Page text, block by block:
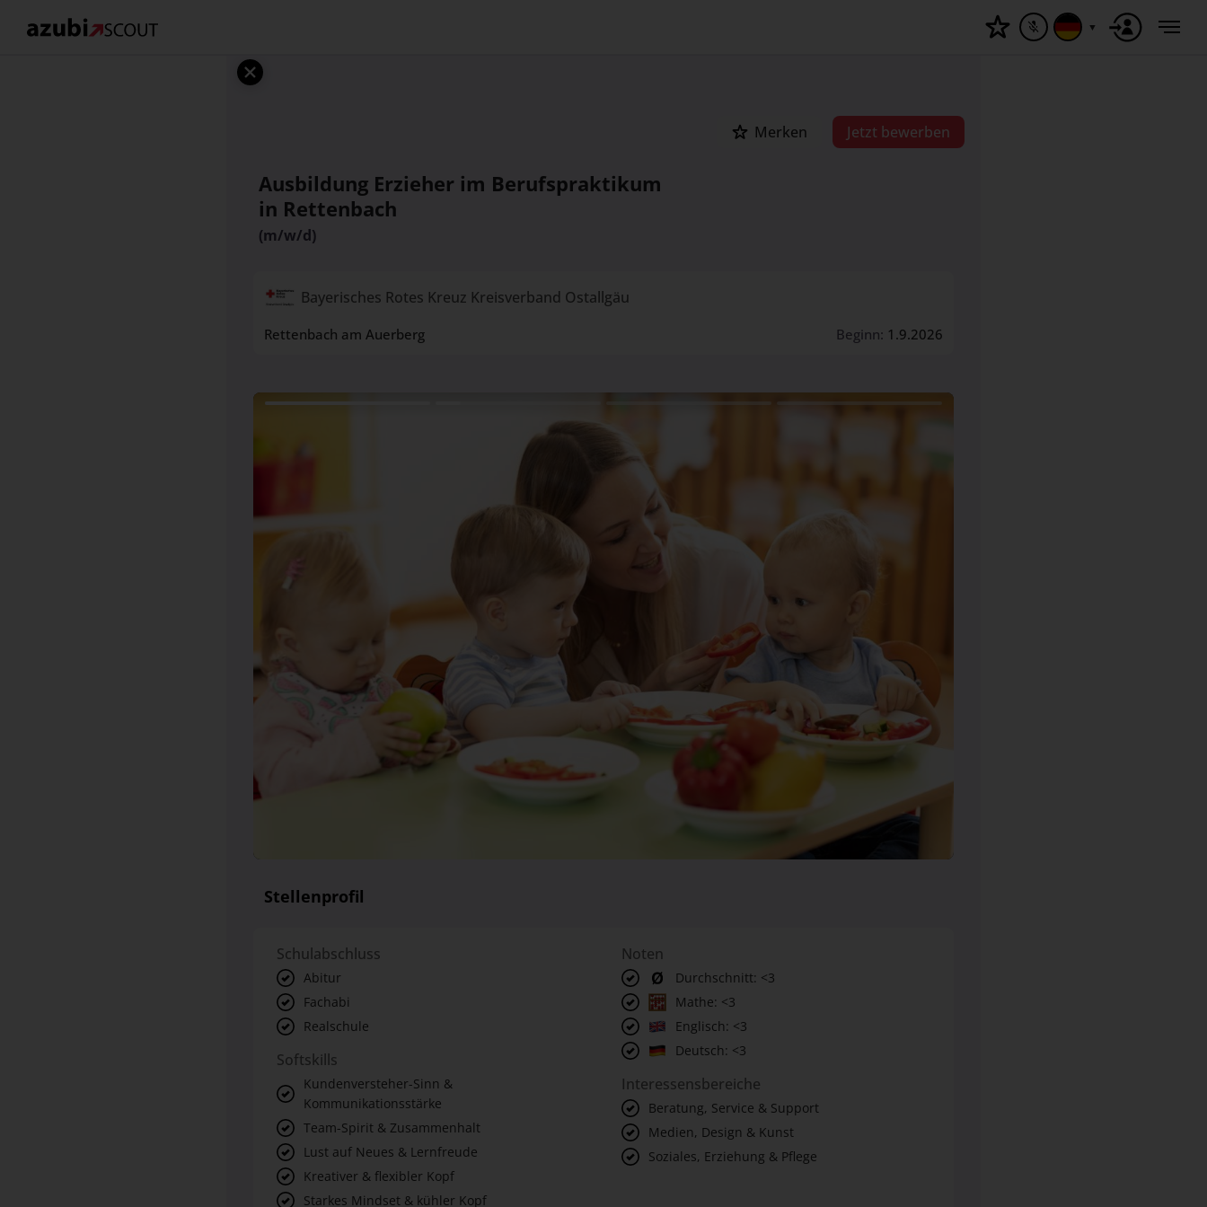
▼
Merken Jetzt bewerben
Ausbildung Erzieher im Berufspraktikum
in Rettenbach
(m/w/d)
Bayerisches Rotes Kreuz Kreisverband Ostallgäu
Rettenbach am Auerberg Beginn: 1.9.2026
Stellenprofil
Schulabschluss
Abitur
Fachabi
Realschule
Softskills
Kundenversteher-Sinn &
Kommunikationsstärke
Team-Spirit & Zusammenhalt
Lust auf Neues & Lernfreude
Kreativer & flexibler Kopf
Starkes Mindset & kühler Kopf
Noten
Durchschnitt: <3
Mathe: <3
Englisch: <3
Deutsch: <3
Interessensbereiche
Beratung, Service & Support
Medien, Design & Kunst
Soziales, Erziehung & Pflege